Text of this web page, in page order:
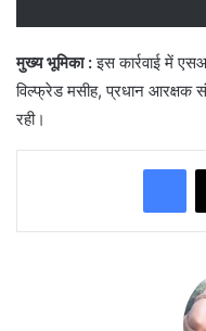
मुख्य भूमिका :इस कार्रवाई में
विल्फ्रेड मसीह, प्रधान आरक्षक
रही।